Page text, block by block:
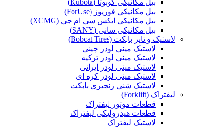
بیل مکانیکی کوبوتا (Kubota)
بیل مکانیکی فوریوز (ForUse)
بیل مکانیکی ایکس سی ام جی (XCMG)
بیل مکانیکی سانی (SANY)
لاستیک و تایر بابکت (Bobcat Tires)
لاستیک مینی لودر چینی
لاستیک مینی لودر ترکیه
لاستیک مینی لودر ایرانی
لاستیک مینی لودر کره ای
لاستیک شنی زنجیری بابکت
لیفتراک (Forklift)
قطعات موتور لیفتراک
قطعات هیدرولیکی لیفتراک
لاستیک لیفتراک